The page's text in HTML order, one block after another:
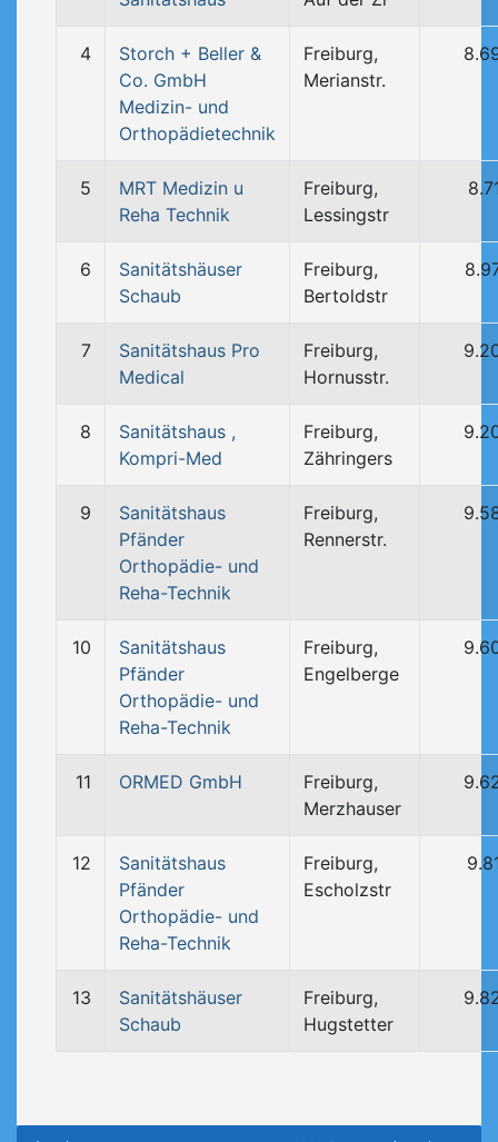
4
Storch + Beller &
Co. GmbH
Medizin- und
Orthopädietechnik
Freiburg,
Merianstr.
5
MRT Medizin u
Reha Technik
Freiburg,
Lessingstr
6
Sanitätshäuser
Schaub
Freiburg,
Bertoldstr
7
Sanitätshaus Pro
Medical
Freiburg,
Hornusstr.
8
Sanitätshaus ,
Kompri-Med
Freiburg,
Zähringers
9
Sanitätshaus
Pfänder
Orthopädie- und
Reha-Technik
Freiburg,
Rennerstr.
10
Sanitätshaus
Pfänder
Orthopädie- und
Reha-Technik
Freiburg,
Engelberge
11 ORMED GmbH
Freiburg,
Merzhauser
12
Sanitätshaus
Pfänder
Orthopädie- und
Reha-Technik
Freiburg,
Escholzstr
13
Sanitätshäuser
Schaub
Freiburg,
Hugstetter